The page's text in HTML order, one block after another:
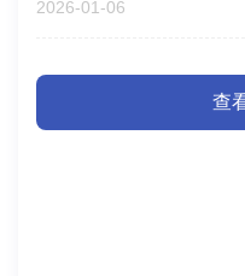
2026-01-06
查